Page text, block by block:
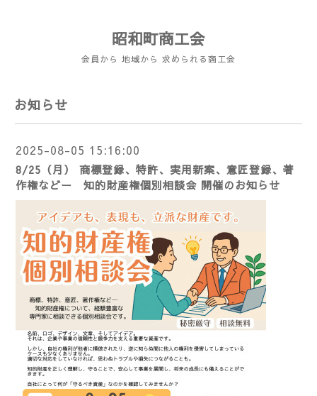
昭和町商工会
会員から 地域から 求められる商工会
お知らせ
2025-08-05 15:16:00
8/25（月） 商標登録、特許、実用新案、意匠登録、著
作権などー 知的財産権個別相談会 開催のお知らせ